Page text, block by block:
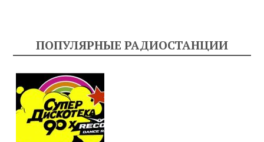
ПОПУЛЯРНЫЕ РАДИОСТАНЦИИ